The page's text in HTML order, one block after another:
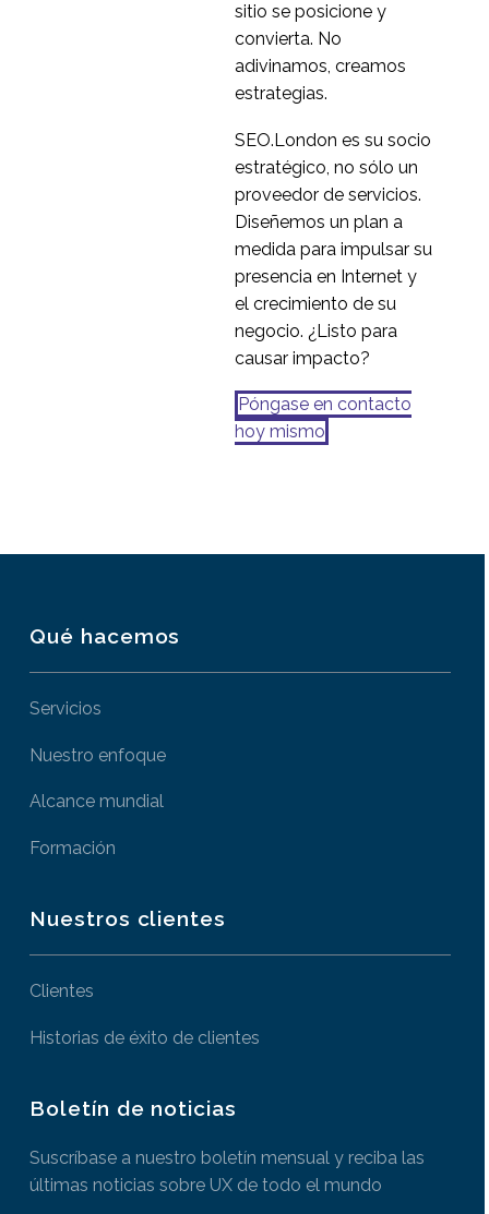
Servicio de Desarrollo
3
Cómo realizar un
3
sitio se posicione y
convierta. No
adivinamos, creamos
estrategias.
SEO.London es su socio
estratégico, no sólo un
proveedor de servicios.
Diseñemos un plan a
medida para impulsar su
presencia en Internet y
el crecimiento de su
negocio. ¿Listo para
causar impacto?
Póngase en contacto
hoy mismo
Qué hacemos
Servicios
Nuestro enfoque
Alcance mundial
Formación
Nuestros clientes
Clientes
Historias de éxito de clientes
Boletín de noticias
Suscríbase a nuestro boletín mensual y reciba las
últimas noticias sobre UX de todo el mundo